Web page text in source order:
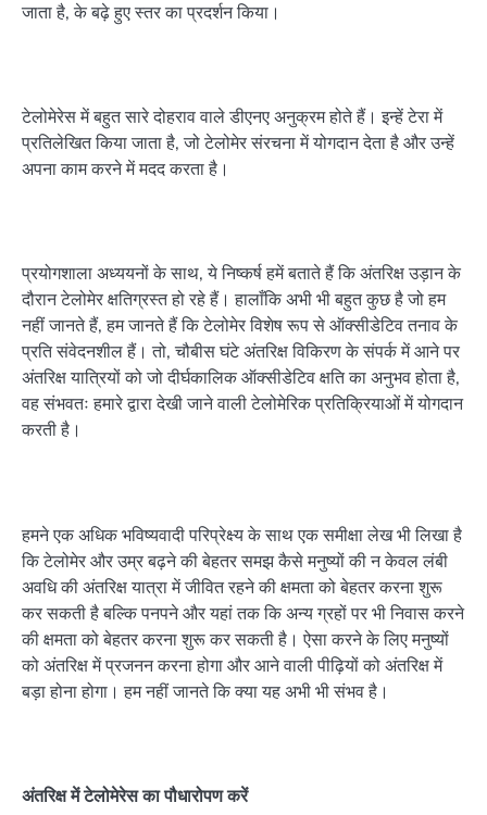
जाता है, के बढ़े हुए स्तर का प्रदर्शन किया।
टेलोमेरेस में बहुत सारे दोहराव वाले डीएनए अनुक्रम होते हैं। इन्हें टेरा में
प्रतिलेखित किया जाता है, जो टेलोमेर संरचना में योगदान देता है और उन्हें
अपना काम करने में मदद करता है।
प्रयोगशाला अध्ययनों के साथ, ये निष्कर्ष हमें बताते हैं कि अंतरिक्ष उड़ान के
दौरान टेलोमेर क्षतिग्रस्त हो रहे हैं। हालाँकि अभी भी बहुत कुछ है जो हम
नहीं जानते हैं, हम जानते हैं कि टेलोमेर विशेष रूप से ऑक्सीडेटिव तनाव के
प्रति संवेदनशील हैं। तो, चौबीस घंटे अंतरिक्ष विकिरण के संपर्क में आने पर
अंतरिक्ष यात्रियों को जो दीर्घकालिक ऑक्सीडेटिव क्षति का अनुभव होता है,
वह संभवतः हमारे द्वारा देखी जाने वाली टेलोमेरिक प्रतिक्रियाओं में योगदान
करती है।
हमने एक अधिक भविष्यवादी परिप्रेक्ष्य के साथ एक समीक्षा लेख भी लिखा है
कि टेलोमेर और उम्र बढ़ने की बेहतर समझ कैसे मनुष्यों की न केवल लंबी
अवधि की अंतरिक्ष यात्रा में जीवित रहने की क्षमता को बेहतर करना शुरू
कर सकती है बल्कि पनपने और यहां तक कि अन्य ग्रहों पर भी निवास करने
की क्षमता को बेहतर करना शुरू कर सकती है। ऐसा करने के लिए मनुष्यों
को अंतरिक्ष में प्रजनन करना होगा और आने वाली पीढ़ियों को अंतरिक्ष में
बड़ा होना होगा। हम नहीं जानते कि क्या यह अभी भी संभव है।
अंतरिक्ष में टेलोमेरेस का पौधारोपण करें